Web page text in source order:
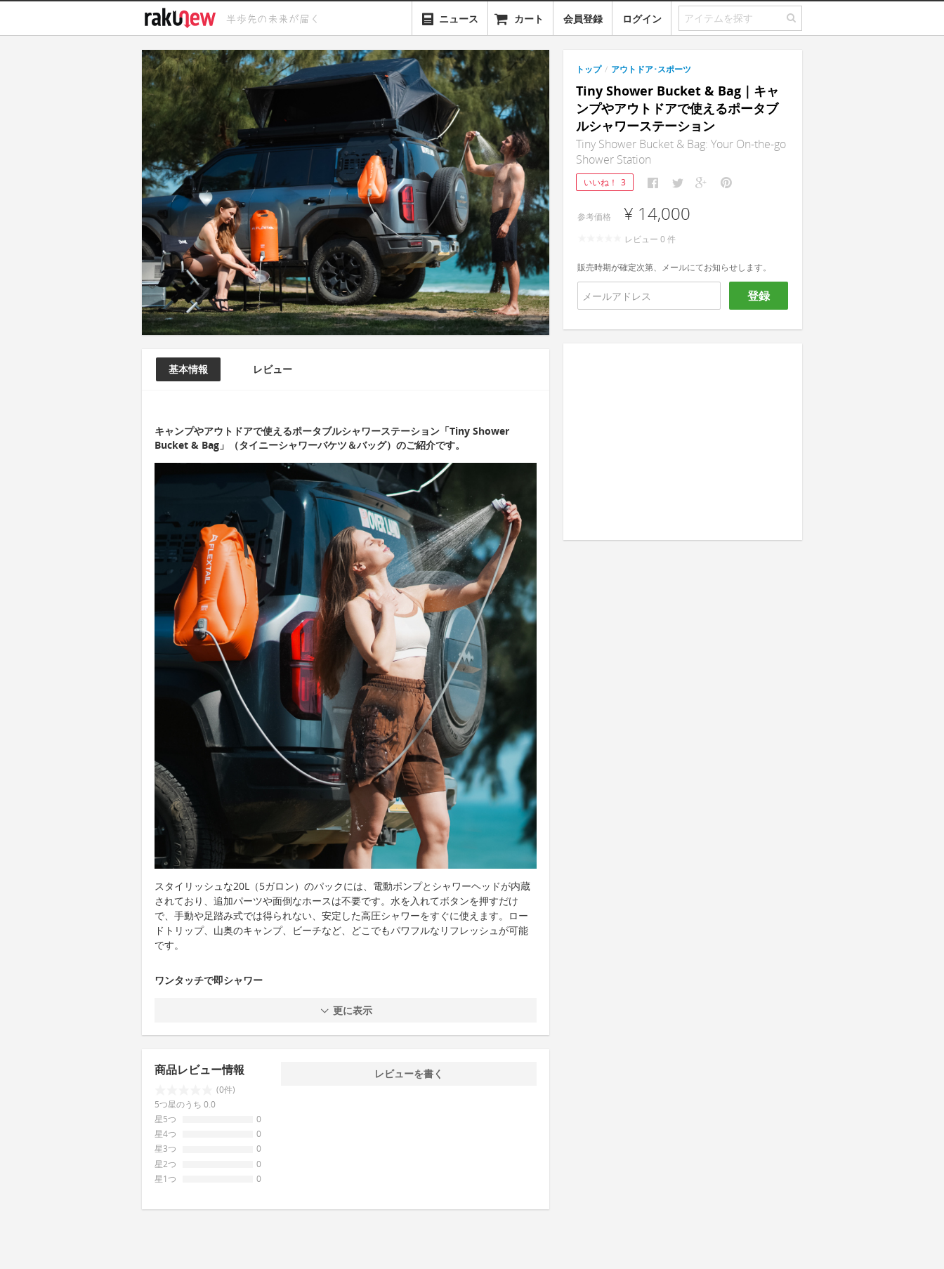
ニュース カート 会員登録 ログイン
基本情報 レビュー
キャンプやアウトドアで使えるポータブルシャワーステーション「Tiny Shower
Bucket & Bag」（タイニーシャワーバケツ＆バッグ）のご紹介です。
スタイリッシュな20L（5ガロン）のパックには、電動ポンプとシャワーヘッドが内蔵
されており、追加パーツや面倒なホースは不要です。水を入れてボタンを押すだけ
で、手動や足踏み式では得られない、安定した高圧シャワーをすぐに使えます。ロー
ドトリップ、山奥のキャンプ、ビーチなど、どこでもパワフルなリフレッシュが可能
です。
ワンタッチで即シャワー
更に表示
商品レビュー情報
(0件)
5つ星のうち 0.0
星5つ
0
星4つ
0
星3つ
0
星2つ
0
星1つ
0
レビューを書く
トップ / アウトドア･スポーツ
Tiny Shower Bucket & Bag｜キャ
ンプやアウトドアで使えるポータブ
ルシャワーステーション
Tiny Shower Bucket & Bag: Your On-the-go
Shower Station
いいね！ 3
参考価格 ¥ 14,000
レビュー 0 件
販売時期が確定次第、メールにてお知らせします。
登録